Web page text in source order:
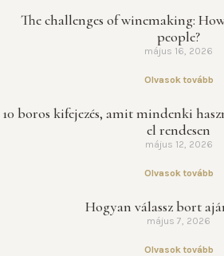
The challenges of winemaking:
people?
május 16, 2026
Olvasok tovább
10 boros kifejezés, amit mindenki
el rendesen
május 12, 2026
Olvasok tovább
Hogyan válassz bort
május 7, 2026
Olvasok tovább